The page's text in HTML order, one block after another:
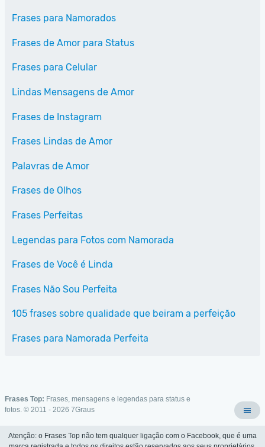
Frases para Namorados
Frases de Amor para Status
Frases para Celular
Lindas Mensagens de Amor
Frases de Instagram
Frases Lindas de Amor
Palavras de Amor
Frases de Olhos
Frases Perfeitas
Legendas para Fotos com Namorada
Frases de Você é Linda
Frases Não Sou Perfeita
105 frases sobre qualidade que beiram a perfeição
Frases para Namorada Perfeita
Frases Top: Frases, mensagens e legendas para status e
fotos. © 2011 - 2026 7Graus
Atenção: o Frases Top não tem qualquer ligação com o Facebook, que é uma